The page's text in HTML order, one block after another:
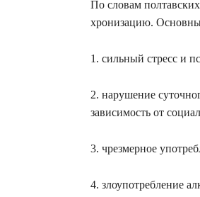
По словам
хронизацию.
1. сильный стресс и
2. нарушение
зависимость от
3. чрезмерное
4. злоупотребление